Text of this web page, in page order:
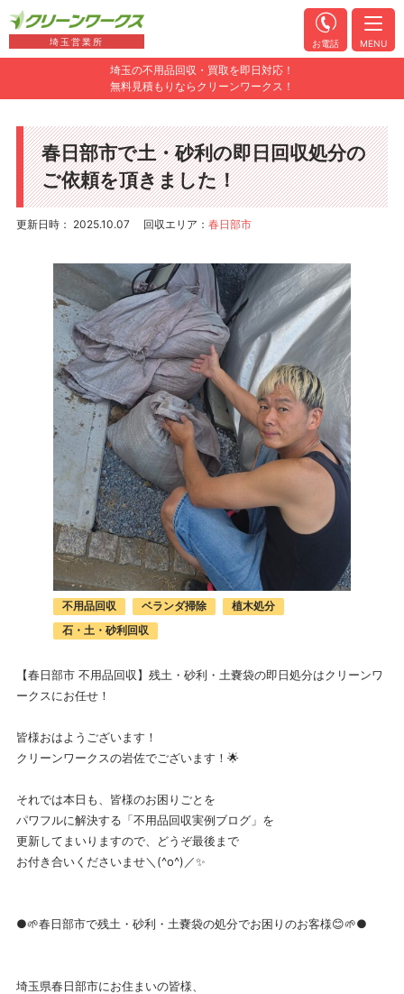
埼玉の不用品回収・買取を即日対応！
無料見積もりならクリーンワークス！
埼玉営業所 お電話 MENU
春日部市で土・砂利の即日回収処分の
ご依頼を頂きました！
更新日時： 2025.10.07 回収エリア： 春日部市
不用品回収 ベランダ掃除
植木処分
石・土・砂利回収
【春日部市 不用品回収】残土・砂利・土嚢袋の即日処分はクリーンワ
ークスにお任せ！
皆様おはようございます！
クリーンワークスの岩佐でございます！🌟
それでは本日も、皆様のお困りごとを
パワフルに解決する「不用品回収実例ブログ」を
更新してまいりますので、どうぞ最後まで
お付き合いくださいませ＼(^o^)／✨
●🌱春日部市で残土・砂利・土嚢袋の処分でお困りのお客様😊🌱●
埼玉県春日部市にお住まいの皆様、